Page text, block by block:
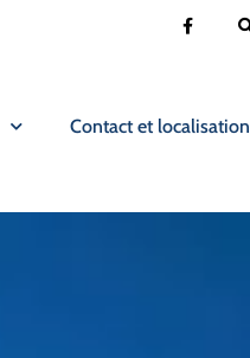
Contact et localisation